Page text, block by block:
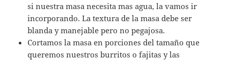
si nuestra masa necesita mas agua, la vamos ir
incorporando. La textura de la masa debe ser
blanda y manejable pero no pegajosa.
Cortamos la masa en porciones del tamaño que
queremos nuestros burritos o fajitas y las